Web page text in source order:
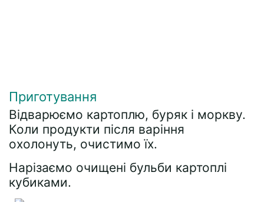
Приготування
Відварюємо картоплю, буряк і моркву.
Коли продукти після варіння
охолонуть, очистимо їх.
Нарізаємо очищені бульби картоплі
кубиками.